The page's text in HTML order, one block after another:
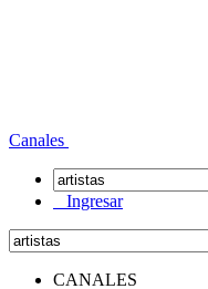
Canales
Ingresar
CANALES